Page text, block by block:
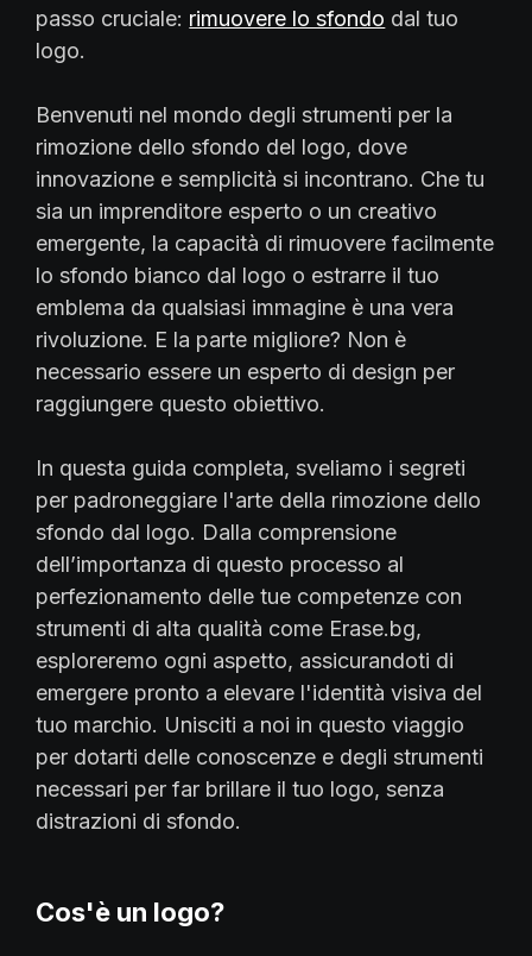
passo cruciale: rimuovere lo sfondo dal tuo
logo.
Benvenuti nel mondo degli strumenti per la
rimozione dello sfondo del logo, dove
innovazione e semplicità si incontrano. Che tu
sia un imprenditore esperto o un creativo
emergente, la capacità di rimuovere facilmente
lo sfondo bianco dal logo o estrarre il tuo
emblema da qualsiasi immagine è una vera
rivoluzione. E la parte migliore? Non è
necessario essere un esperto di design per
raggiungere questo obiettivo.
In questa guida completa, sveliamo i segreti
per padroneggiare l'arte della rimozione dello
sfondo dal logo. Dalla comprensione
dell’importanza di questo processo al
perfezionamento delle tue competenze con
strumenti di alta qualità come Erase.bg,
esploreremo ogni aspetto, assicurandoti di
emergere pronto a elevare l'identità visiva del
tuo marchio. Unisciti a noi in questo viaggio
per dotarti delle conoscenze e degli strumenti
necessari per far brillare il tuo logo, senza
distrazioni di sfondo.
Cos'è un logo?